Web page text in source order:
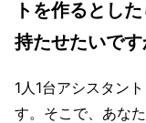
トを作るとし
持たせたいです
1人1台アシスタン
す。そこで、あな